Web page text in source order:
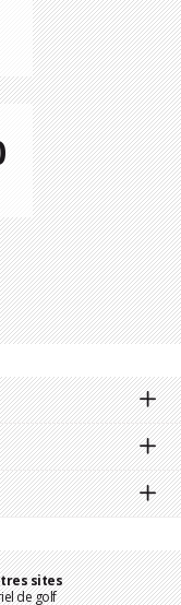
sites
de golf